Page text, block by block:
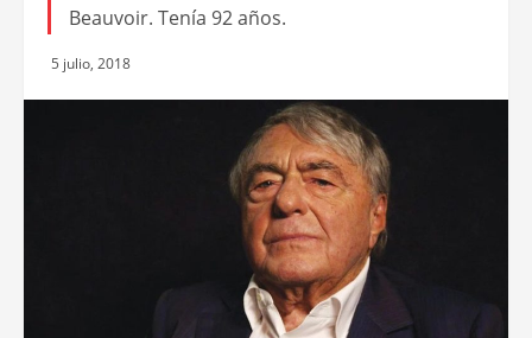
Beauvoir. Tenía 92 años.
5 julio, 2018